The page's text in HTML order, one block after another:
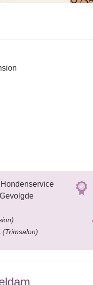
(Trimsalon)